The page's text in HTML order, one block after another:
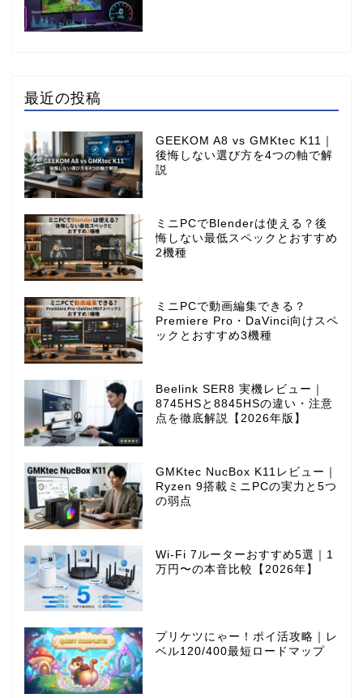
最近の投稿
GEEKOM A8 vs GMKtec K11｜
後悔しない選び方を4つの軸で解
説
ミニPCでBlenderは使える？後
悔しない最低スペックとおすすめ
2機種
ミニPCで動画編集できる？
Premiere Pro・DaVinci向けスペ
ックとおすすめ3機種
Beelink SER8 実機レビュー｜
8745HSと8845HSの違い・注意
点を徹底解説【2026年版】
GMKtec NucBox K11レビュー｜
Ryzen 9搭載ミニPCの実力と5つ
の弱点
Wi-Fi 7ルーターおすすめ5選｜1
万円〜の本音比較【2026年】
プリケツにゃー！ポイ活攻略｜レ
ベル120/400最短ロードマップ